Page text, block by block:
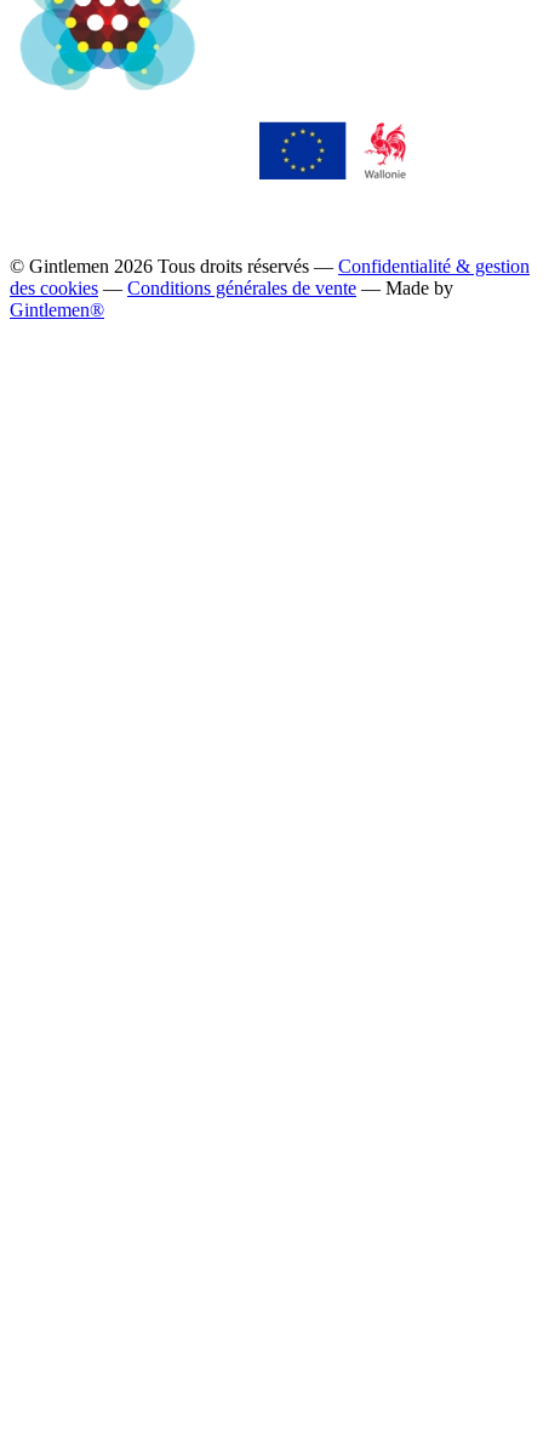
© Gintlemen 2026 Tous droits réservés — Confidentialité & gestion
des cookies — Conditions générales de vente — Made by
Gintlemen®